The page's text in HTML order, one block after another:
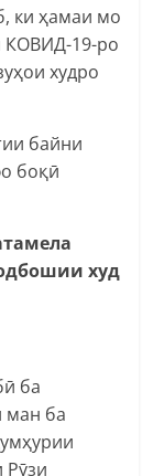
ки ҳамаи мо
КОВИД-19-ро
худро
байни
боқӣ
худ
ба
ман ба
Рӯзи